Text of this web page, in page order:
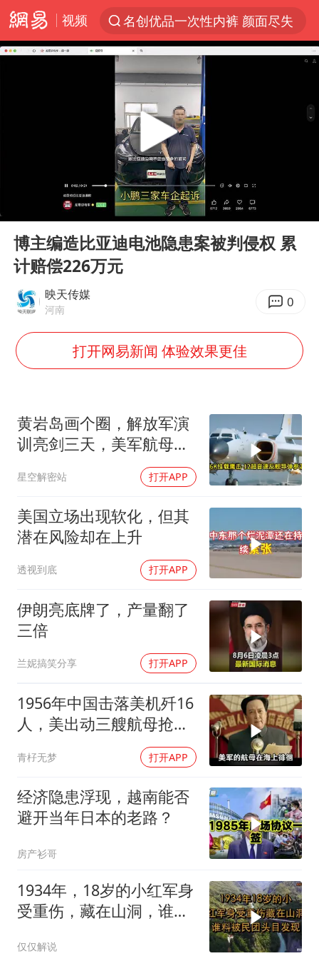
视频
名创优品一次性内裤 颜面尽失
“China Cool”火了，老外爱上中国避暑游
香港宏福苑火灾或由烟头引起
周末打虎 宋致远被查
白海豚将正面袭击贯穿浙江
浙江台州《告全体市民书》
多个明星演唱会取消
四川宜宾市珙县发生3.4级地震
刘浩存百花奖开幕式红裙起舞
店主称换“青海拉面”招牌后生意更好
“准2万亿”之城点名支持三所大学
万岁山接盘烂尾恒大文旅城
张本智和：零封向鹏不意外
习近平心系体育强国建设
Play
博主编造比亚迪电池隐患案被判侵权 累
计赔偿226万元
映天传媒
河南 0
打开网易新闻 体验效果更佳
黄岩岛画个圈，解放军演
训亮剑三天，美军航母从
星空解密站 打开APP
美国立场出现软化，但其
潜在风险却在上升
透视到底 打开APP
伊朗亮底牌了，产量翻了
三倍
兰妮搞笑分享 打开APP
1956年中国击落美机歼16
人，美出动三艘航母抢尸
青杍无梦 打开APP
经济隐患浮现，越南能否
避开当年日本的老路？
房产衫哥
1934年，18岁的小红军身
受重伤，藏在山洞，谁料
仅仅解说